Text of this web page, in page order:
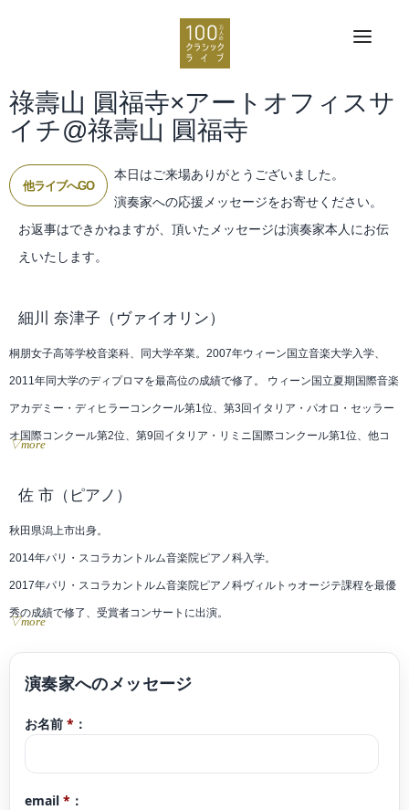
祿壽山 圓福寺×アートオフィスサ
イチ@祿壽山 圓福寺
他ライブへGO
本日はご来場ありがとうございました。
演奏家への応援メッセージをお寄せください。
お返事はできかねますが、頂いたメッセージは演奏家本人にお伝
えいたします。
細川 奈津子 （ヴァイオリン）
桐朋女子高等学校音楽科、同大学卒業。2007年ウィーン国立音楽大学入学、
2011年同大学のディプロマを最高位の成績で修了。 ウィーン国立夏期国際音楽
アカデミー・ディヒラーコンクール第1位、第3回イタリア・パオロ・セッラー
オ国際コンクール第2位、第9回イタリア・リミニ国際コンクール第1位、他コ
EnsembleNOVA、メセナオーケストラとの共演や、佐渡裕オーケストラツアー
動をしている。
桐朋学園大学附属「子供のための音楽教室」長野教室講師。
これまでに宮下理恵、塩貝みつる、原ゆかり、篠﨑功子、R・ランダッハー、
長野県信濃町出身、東京都在住。
▽more
佐 市 （ピアノ）
秋田県潟上市出身。
2014年パリ・スコラカントルム音楽院ピアノ科入学。
2017年パリ・スコラカントルム音楽院ピアノ科ヴィルトゥオージテ課程を最優
秀の成績で修了、受賞者コンサートに出演。
後進の指導、各地での演奏活動、イベント企画に励む。
また、エフエム秋田「クラシックの扉」のパーソナリティーを務める。
▽more
お名前 * ：
email * ：